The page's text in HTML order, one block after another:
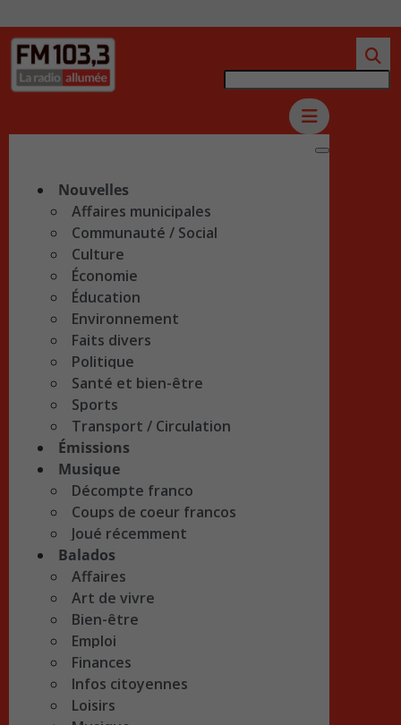
Nouvelles
Affaires municipales
Communauté / Social
Culture
Économie
Éducation
Environnement
Faits divers
Politique
Santé et bien-être
Sports
Transport / Circulation
Émissions
Musique
Décompte franco
Coups de coeur francos
Joué récemment
Balados
Affaires
Art de vivre
Bien-être
Emploi
Finances
Infos citoyennes
Loisirs